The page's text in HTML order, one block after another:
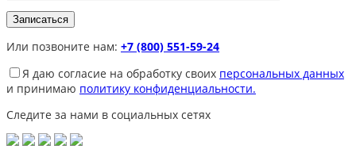
Или позвоните нам: +7 (800) 551-59-24
Я даю согласие на обработку своих персональных данных
и принимаю политику конфиденциальности.
Следите за нами в социальных сетях